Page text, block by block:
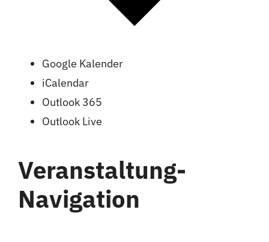
Google Kalender
iCalendar
Outlook 365
Outlook Live
Veranstaltung-
Navigation